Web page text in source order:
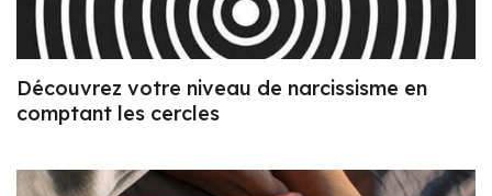
Découvrez votre niveau de narcissisme en
comptant les cercles